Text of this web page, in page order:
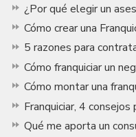
¿Por qué elegir un
Cómo crear una
5 razones para
Cómo franquiciar un
Cómo montar una
Franquiciar, 4 consejos
Qué me aporta un